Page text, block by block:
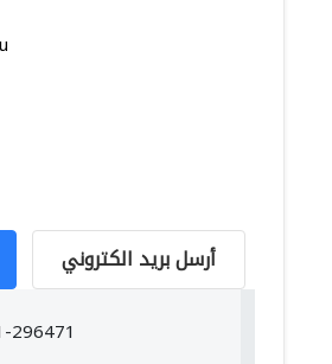
أرسل بريد الكتروني
296471